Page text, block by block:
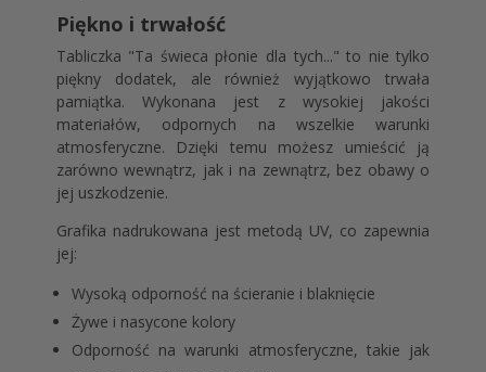
Piękno i trwałość
Tabliczka "Ta świeca płonie dla tych..." to nie tylko
piękny dodatek, ale również wyjątkowo trwała
pamiątka. Wykonana jest z wysokiej jakości
materiałów, odpornych na wszelkie warunki
atmosferyczne. Dzięki temu możesz umieścić ją
zarówno wewnątrz, jak i na zewnątrz, bez obawy o
jej uszkodzenie.
Grafika nadrukowana jest metodą UV, co zapewnia
jej:
Wysoką odporność na ścieranie i blaknięcie
Żywe i nasycone kolory
Odporność na warunki atmosferyczne, takie jak